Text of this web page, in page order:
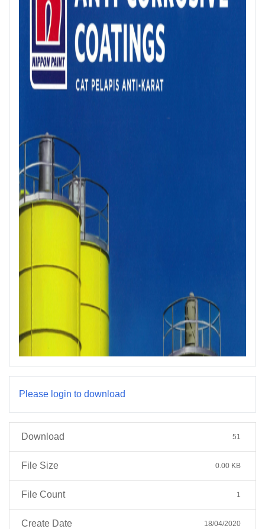
Please login to download
Download 51
File Size 0.00 KB
File Count 1
Create Date 18/04/2020